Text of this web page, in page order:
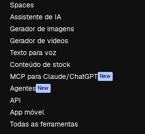
Spaces
Assistente de IA
Gerador de imagens
Gerador de vídeos
Texto para voz
Conteúdo de stock
MCP para Claude/ChatGPT New
Agentes New
API
App móvel
Todas as ferramentas